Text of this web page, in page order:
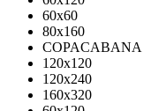
60x60
80x160
COPACABANA
120x120
120x240
160x320